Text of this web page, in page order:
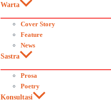
Warta
Cover Story
Feature
News
Sastra
Prosa
Poetry
Konsultasi